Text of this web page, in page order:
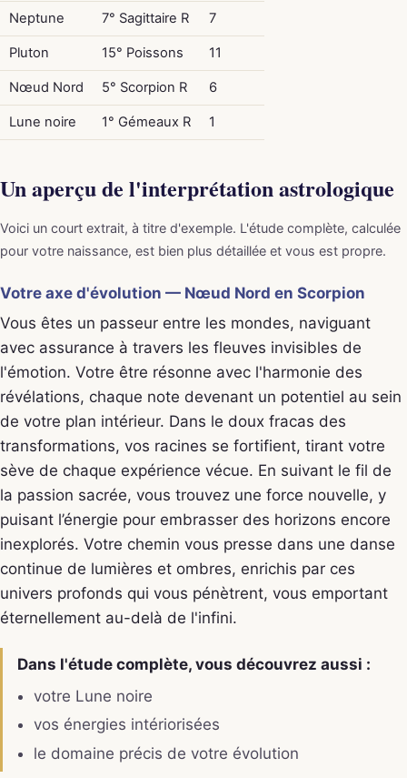
Neptune 7° Sagittaire R 7
Pluton 15° Poissons 11
Nœud Nord 5° Scorpion R 6
Lune noire 1° Gémeaux R 1
Un aperçu de l'interprétation astrologique
Voici un court extrait, à titre d'exemple. L'étude complète, calculée
pour votre naissance, est bien plus détaillée et vous est propre.
Votre axe d'évolution — Nœud Nord en Scorpion
Vous êtes un passeur entre les mondes, naviguant
avec assurance à travers les fleuves invisibles de
l'émotion. Votre être résonne avec l'harmonie des
révélations, chaque note devenant un potentiel au sein
de votre plan intérieur. Dans le doux fracas des
transformations, vos racines se fortifient, tirant votre
sève de chaque expérience vécue. En suivant le fil de
la passion sacrée, vous trouvez une force nouvelle, y
puisant l’énergie pour embrasser des horizons encore
inexplorés. Votre chemin vous presse dans une danse
continue de lumières et ombres, enrichis par ces
univers profonds qui vous pénètrent, vous emportant
éternellement au-delà de l'infini.
Dans l'étude complète, vous découvrez aussi :
votre Lune noire
vos énergies intériorisées
le domaine précis de votre évolution